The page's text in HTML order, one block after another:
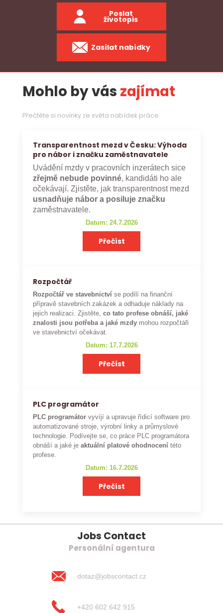
Poslat
životopis
Zasílat nabídky
Mohlo by vás zajímat
Přečtěte si novinky ze světa nabídek práce
Transparentnost mezd v Česku: Výhoda
pro nábor i značku zaměstnavatele
Uvádění mzdy v pracovních inzerátech sice
zřejmě nebude povinné, kandidáti ho ale
očekávají. Zjistěte, jak transparentnost mezd
usnadňuje nábor a posiluje značku
zaměstnavatele.
Datum: 24.7.2026
Přečíst
Rozpočtář
Rozpočtář ve stavebnictví se podílí na finanční
přípravě stavebních zakázek a odhaduje náklady na
jejich realizaci. Zjistěte,co tato profese obnáší, jaké
znalosti jsou potřeba a jaké mzdy mohou rozpočtáři
ve stavebnictví očekávat.
Datum: 17.7.2026
Přečíst
PLC programátor
PLC programátor vyvíjí a upravuje řídicí software pro
automatizované stroje, výrobní linky a průmyslové
technologie. Podívejte se, co práce PLC programátora
obnáší a jaké je aktuální platové ohodnocení této
profese.
Datum: 16.7.2026
Přečíst
Jobs Contact
Personální agentura
dotaz@jobscontact.cz
+420 602 642 915